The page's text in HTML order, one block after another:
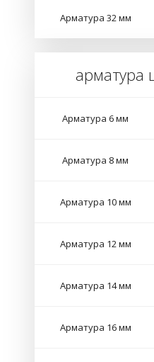
Арматура 32 мм
арматура
Арматура 6 мм
Арматура 8 мм
Арматура 10 мм
Арматура 12 мм
Арматура 14 мм
Арматура 16 мм